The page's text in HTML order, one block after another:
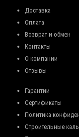
Доставка
Оплата
Возврат и обмен
Контакты
О компании
Отзывы
Гарантии
Сертификаты
Политика
Строительные